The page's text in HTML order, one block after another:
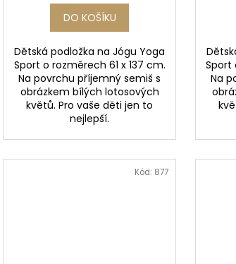
DO KOŠÍKU
Dětská podložka na Jógu Yoga
Sport o rozměrech 61 x 137 cm.
Na povrchu příjemný semiš s
obrázkem bílých lotosových
květů. Pro vaše děti jen to
nejlepší.
Sport
Na
Kód: 877